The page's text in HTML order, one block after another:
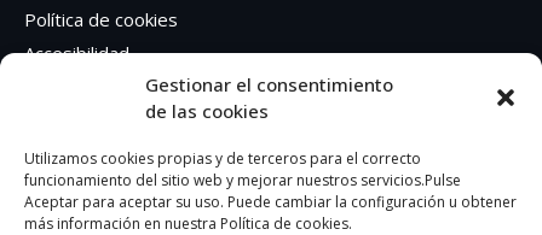
Gestionar el consentimiento
de las cookies
Utilizamos cookies propias y de terceros para el correcto
funcionamiento del sitio web y mejorar nuestros servicios.Pulse
Aceptar para aceptar su uso. Puede cambiar la configuración u obtener
más información en nuestra Política de cookies.
Política de cookies
Accesibilidad
Síguenos en Redes sociales
Facebook
Instagram